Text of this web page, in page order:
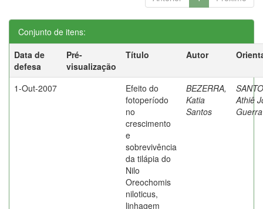
Conjunto de itens:
Data de
defesa
Pré-
visualização
Título Autor
1-Out-2007
Efeito do
fotoperíodo
no
crescimento
e
sobrevivência
da tilápia do
Nilo
Oreochomis
niloticus,
linhagem
BEZERRA,
Katia
Santos
Athiê
Guerra